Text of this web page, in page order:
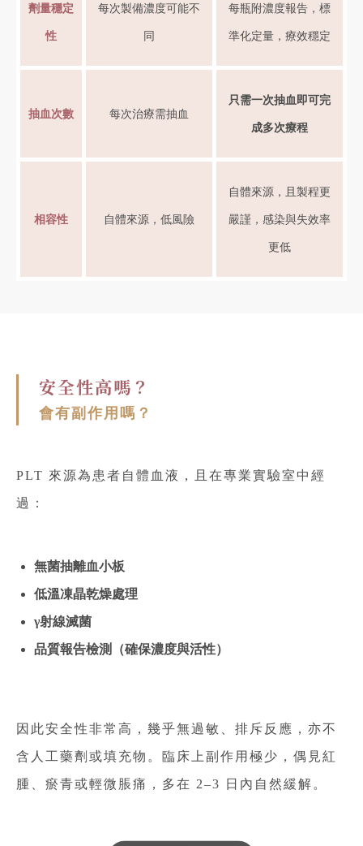
劑量穩定
性
每次製備濃度可能不
同
每瓶附濃度報告，標
準化定量，療效穩定
抽血次數 每次治療需抽血
只需一次抽血即可完
成多次療程
相容性 自體來源，低風險
自體來源，且製程更
嚴謹，感染與失效率
更低
安全性高嗎？
會有副作用嗎？
PLT 來源為患者自體血液，且在專業實驗室中經
過：
無菌抽離血小板
低溫凍晶乾燥處理
γ射線滅菌
品質報告檢測（確保濃度與活性）
因此安全性非常高，幾乎無過敏、排斥反應，亦不
含人工藥劑或填充物。臨床上副作用極少，偶見紅
腫、瘀青或輕微脹痛，多在 2–3 日內自然緩解。